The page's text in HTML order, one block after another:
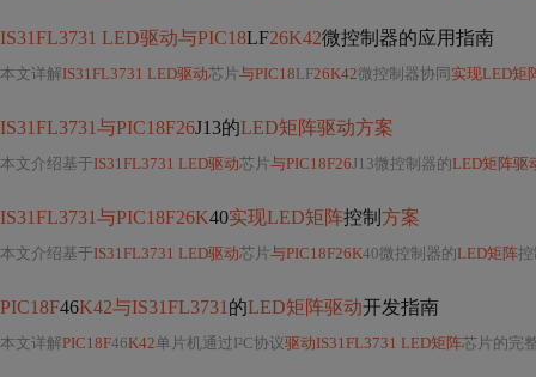
IS31FL3731 LED驱动与PIC18LF26K42微控制器的应用指南
本文详解IS31FL3731 LED驱动芯片与PIC18LF26K42微控制器协同 实现LED矩
IS31FL3731与PIC18F26J13的LED矩阵驱动方案
本文介绍基于IS31FL3731 LED驱动芯片与PIC18F26J13微控制器的LED矩阵驱
IS31FL3731与PIC18F26K40实现LED矩阵控制 方案
本文介绍基于IS31FL3731 LED驱动芯片与PIC18F26K40微控制器的LED矩阵
PIC18F46K42与IS31FL3731 的LED矩阵驱动开发指南
本文详解PIC18F46K42单片机通过I²C协议驱动IS31FL3731 LED矩阵芯片的完